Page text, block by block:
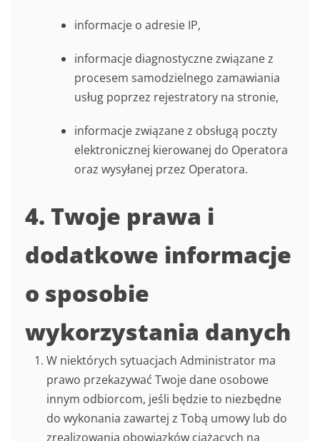
informacje o adresie IP,
informacje diagnostyczne związane z
procesem samodzielnego zamawiania
usług poprzez rejestratory na stronie,
informacje związane z obsługą poczty
elektronicznej kierowanej do Operatora
oraz wysyłanej przez Operatora.
4. Twoje prawa i
dodatkowe informacje
o sposobie
wykorzystania danych
W niektórych sytuacjach Administrator ma
prawo przekazywać Twoje dane osobowe
innym odbiorcom, jeśli będzie to niezbędne
do wykonania zawartej z Tobą umowy lub do
zrealizowania obowiązków ciążących na